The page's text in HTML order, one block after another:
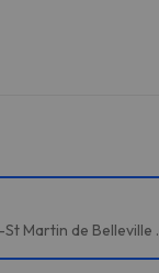
Martin de Belleville .